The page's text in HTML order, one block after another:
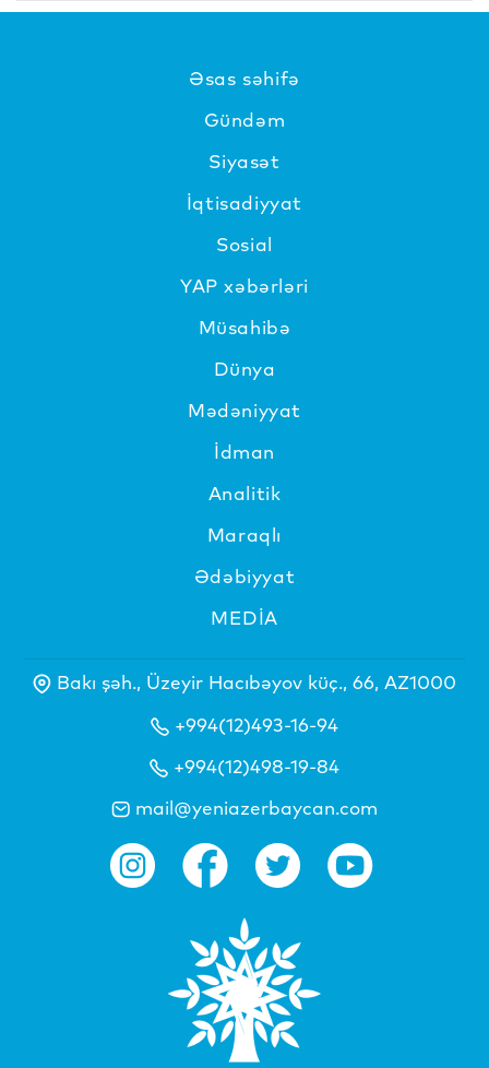
Əsas səhifə
Gündəm
Siyasət
İqtisadiyyat
Sosial
YAP xəbərləri
Müsahibə
Dünya
Mədəniyyat
İdman
Analitik
Maraqlı
Ədəbiyyat
MEDİA
Bakı şəh., Üzeyir Hacıbəyov küç., 66, AZ1000
+994(12)493-16-94
+994(12)498-19-84
mail@yeniazerbaycan.com